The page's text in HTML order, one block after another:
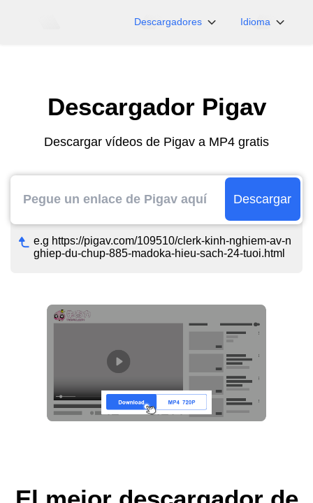
Descargadores
iFunny
OnlyFans
Idioma
Português
繁體中文
Descargador Pigav
Descargar vídeos de Pigav a MP4 gratis
Descargar
e.g https://pigav.com/109510/clerk-kinh-nghiem-av-n
ghiep-du-chup-885-madoka-hieu-sach-24-tuoi.html